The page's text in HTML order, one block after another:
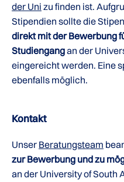
der Uni zu finden ist.
Stipendien sollte die
direkt mit der Bewerbung
Studiengangan der
eingereicht werden. Eine
ebenfalls möglich.
Kontakt
Unser Beratungsteam
zur Bewerbung und zu
an der University of South